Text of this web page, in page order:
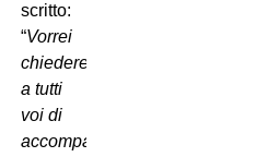
scritto:
“Vorrei
chiedere
a tutti
voi di
accompagnarmi